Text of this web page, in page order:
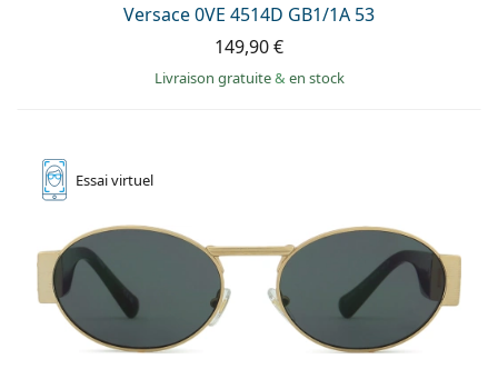
Versace 0VE 4514D GB1/1A 53
149,90 €
Livraison gratuite& en stock
Essaivirtuel